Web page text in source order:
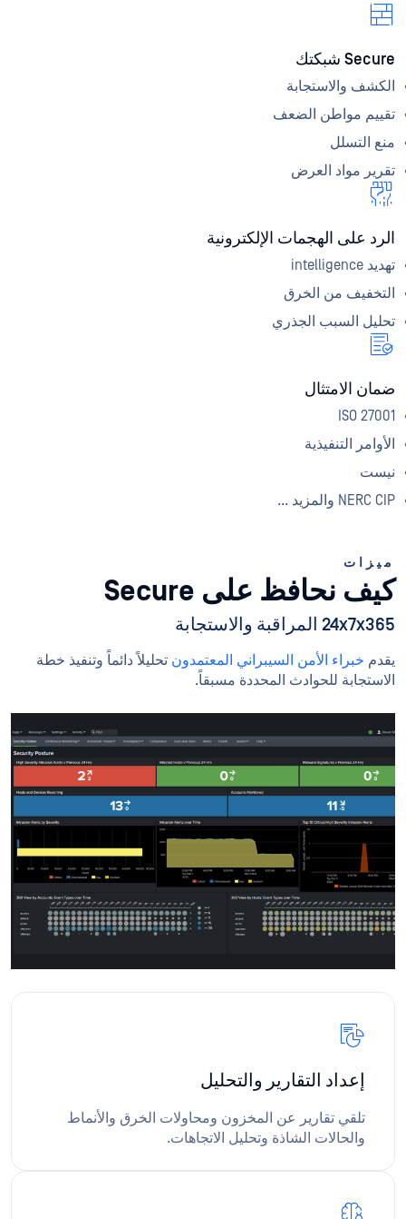
Secure شبكتك
الكشف والاستجابة
تقييم مواطن الضعف
منع التسلل
تقرير مواد العرض
الرد على الهجمات الإلكترونية
تهديد intelligence
التخفيف من الخرق
تحليل السبب الجذري
ضمان الامتثال
ISO 27001
الأوامر التنفيذية
نيست
NERC CIP والمزيد ...
ميزات
كيف نحافظ على Secure
24x7x365 المراقبة والاستجابة
يقدم خبراء الأمن السيبراني المعتمدون تحليلاً دائماً وتنفيذ خطة
الاستجابة للحوادث المحددة مسبقاً.
إعداد التقارير والتحليل
تلقي تقارير عن المخزون ومحاولات الخرق والأنماط
والحالات الشاذة وتحليل الاتجاهات.